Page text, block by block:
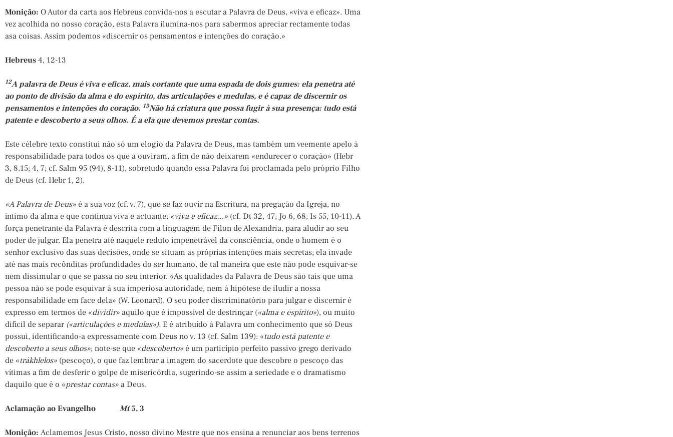
Monição: O Autor da carta aos Hebreus convida-nos a escutar a Palavra de Deus, «viva e eficaz». Uma
vez acolhida no nosso coração, esta Palavra ilumina-nos para sabermos apreciar rectamente todas
asa coisas. Assim podemos «discernir os pensamentos e intenções do coração.»
Hebreus 4, 12-13
12A palavra de Deus é viva e eficaz, mais cortante que uma espada de dois gumes: ela penetra até
ao ponto de divisão da alma e do espírito, das articulações e medulas, e é capaz de discernir os
pensamentos e intenções do coração. 13Não há criatura que possa fugir à sua presença: tudo está
patente e descoberto a seus olhos. É a ela que devemos prestar contas.
Este célebre texto constitui não só um elogio da Palavra de Deus, mas também um veemente apelo à
responsabilidade para todos os que a ouviram, a fim de não deixarem «endurecer o coração» (Hebr
3, 8.15; 4, 7; cf. Salm 95 (94), 8-11), sobretudo quando essa Palavra foi proclamada pelo próprio Filho
de Deus (cf. Hebr 1, 2).
«A Palavra de Deus» é a sua voz (cf. v. 7), que se faz ouvir na Escritura, na pregação da Igreja, no
íntimo da alma e que continua viva e actuante: «viva e eficaz…» (cf. Dt 32, 47; Jo 6, 68; Is 55, 10-11). A
força penetrante da Palavra é descrita com a linguagem de Filon de Alexandria, para aludir ao seu
poder de julgar. Ela penetra até naquele reduto impenetrável da consciência, onde o homem é o
senhor exclusivo das suas decisões, onde se situam as próprias intenções mais secretas; ela invade
até nas mais recônditas profundidades do ser humano, de tal maneira que este não pode esquivar-se
nem dissimular o que se passa no seu interior. «As qualidades da Palavra de Deus são tais que uma
pessoa não se pode esquivar à sua imperiosa autoridade, nem à hipótese de iludir a nossa
responsabilidade em face dela» (W. Leonard). O seu poder discriminatório para julgar e discernir é
expresso em termos de «dividir» aquilo que é impossível de destrinçar («alma e espírito»), ou muito
difícil de separar («articulações e medulas»). E é atribuído à Palavra um conhecimento que só Deus
possui, identificando-a expressamente com Deus no v. 13 (cf. Salm 139): «tudo está patente e
descoberto a seus olhos»; note-se que «descoberto» é um particípio perfeito passivo grego derivado
de «trákhlelos» (pescoço), o que faz lembrar a imagem do sacerdote que descobre o pescoço das
vítimas a fim de desferir o golpe de misericórdia, sugerindo-se assim a seriedade e o dramatismo
daquilo que é o «prestar contas» a Deus.
Aclamação ao Evangelho Mt5, 3
Monição: Aclamemos Jesus Cristo, nosso divino Mestre que nos ensina a renunciar aos bens terrenos